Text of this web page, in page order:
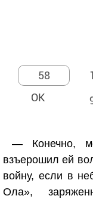
1
— Конечно,
взъерошил ей
войну, если в
Ола»,